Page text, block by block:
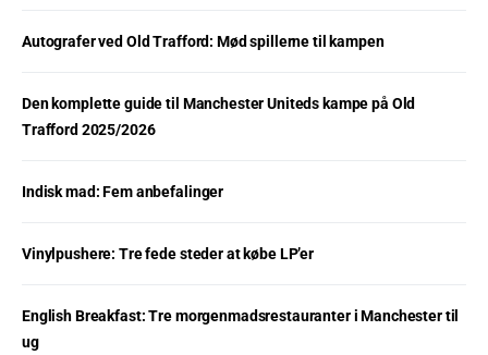
Autografer ved Old Trafford: Mød spillerne til kampen
Den komplette guide til Manchester Uniteds kampe på Old
Trafford 2025/2026
Indisk mad: Fem anbefalinger
Vinylpushere: Tre fede steder at købe LP’er
English Breakfast: Tre morgenmadsrestauranter i Manchester til
ug